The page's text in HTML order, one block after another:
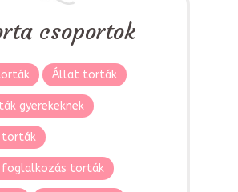
csoportok
Állat torták
gyerekeknek
torták
foglalkozás torták